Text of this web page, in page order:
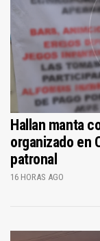
Hallan manta
organizado en
patronal
16 HORAS AGO